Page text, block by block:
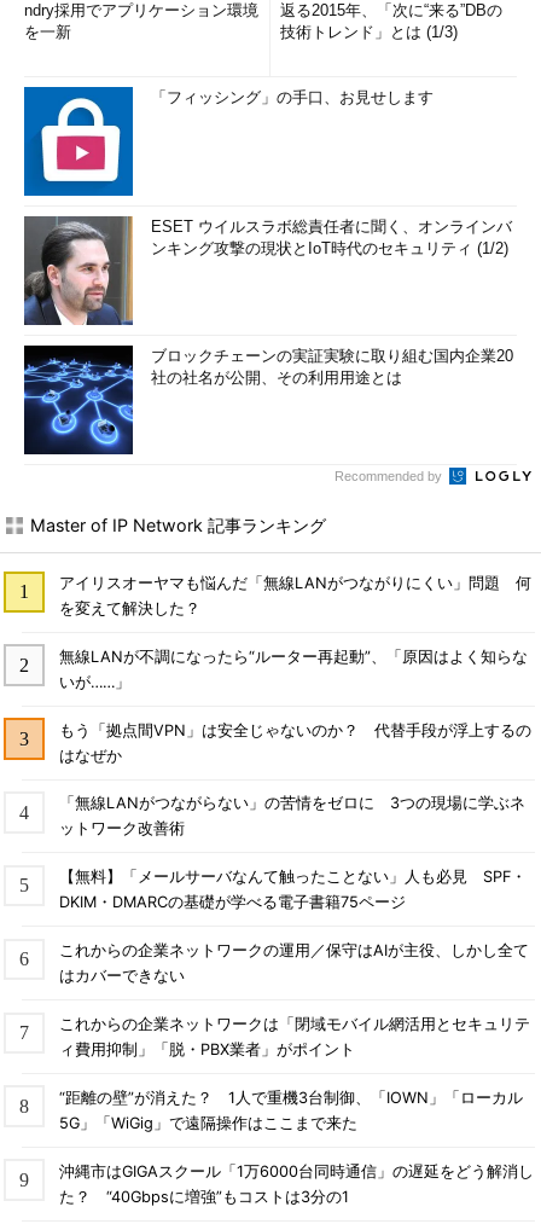
ndry採用でアプリケーション環境
を一新
返る2015年、「次に“来る”DBの
技術トレンド」とは (1/3)
「フィッシング」の手口、お見せします
ESET ウイルスラボ総責任者に聞く、オンラインバ
ンキング攻撃の現状とIoT時代のセキュリティ (1/2)
ブロックチェーンの実証実験に取り組む国内企業20
社の社名が公開、その利用用途とは
Recommended by
Master of IP Network 記事ランキング
アイリスオーヤマも悩んだ「無線LANがつながりにくい」問題 何
を変えて解決した？
無線LANが不調になったら“ルーター再起動”、「原因はよく知らな
いが……」
もう「拠点間VPN」は安全じゃないのか？ 代替手段が浮上するの
はなぜか
「無線LANがつながらない」の苦情をゼロに 3つの現場に学ぶネ
ットワーク改善術
【無料】「メールサーバなんて触ったことない」人も必見 SPF・
DKIM・DMARCの基礎が学べる電子書籍75ページ
これからの企業ネットワークの運用／保守はAIが主役、しかし全て
はカバーできない
これからの企業ネットワークは「閉域モバイル網活用とセキュリテ
ィ費用抑制」「脱・PBX業者」がポイント
“距離の壁”が消えた？ 1人で重機3台制御、「IOWN」「ローカル
5G」「WiGig」で遠隔操作はここまで来た
沖縄市はGIGAスクール「1万6000台同時通信」の遅延をどう解消し
た？ “40Gbpsに増強”もコストは3分の1